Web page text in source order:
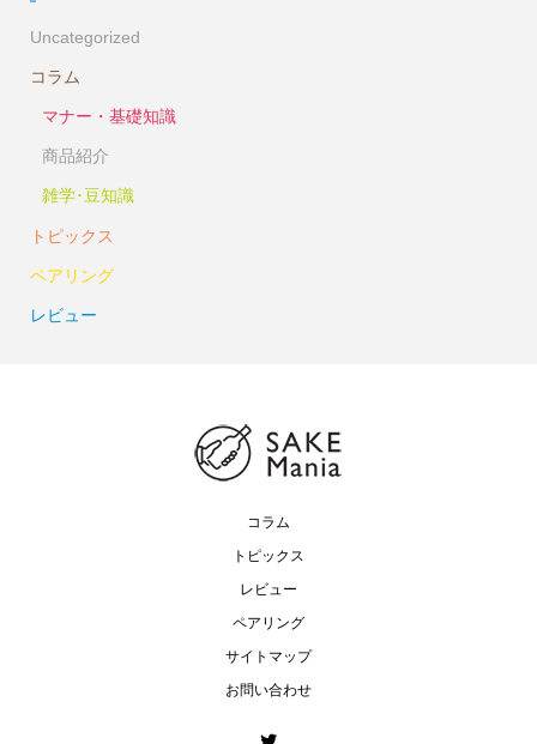
Uncategorized
コラム
マナー・基礎知識
商品紹介
雑学･豆知識
トピックス
ペアリング
レビュー
コラム
トピックス
レビュー
ペアリング
サイトマップ
お問い合わせ